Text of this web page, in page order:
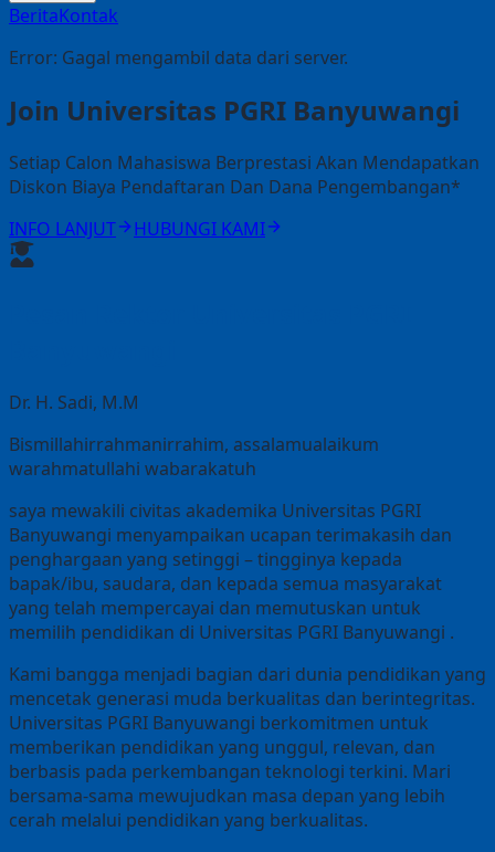
BeritaKontak
Error: Gagal mengambil data dari server.
Join Universitas PGRI Banyuwangi
Setiap Calon Mahasiswa Berprestasi Akan Mendapatkan
Diskon Biaya Pendaftaran Dan Dana Pengembangan*
INFO LANJUT
HUBUNGI KAMI
Dr. H. Sadi, M.M
Bismillahirrahmanirrahim, assalamualaikum
warahmatullahi wabarakatuh
saya mewakili civitas akademika Universitas PGRI
Banyuwangi menyampaikan ucapan terimakasih dan
penghargaan yang setinggi – tingginya kepada
bapak/ibu, saudara, dan kepada semua masyarakat
yang telah mempercayai dan memutuskan untuk
memilih pendidikan di Universitas PGRI Banyuwangi .
Kami bangga menjadi bagian dari dunia pendidikan yang
mencetak generasi muda berkualitas dan berintegritas.
Universitas PGRI Banyuwangi berkomitmen untuk
memberikan pendidikan yang unggul, relevan, dan
berbasis pada perkembangan teknologi terkini. Mari
bersama-sama mewujudkan masa depan yang lebih
cerah melalui pendidikan yang berkualitas.